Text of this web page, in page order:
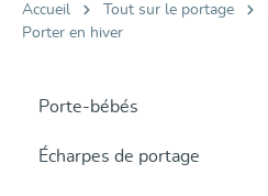
Accueil Tout sur le portage
Porter en hiver
Porte-bébés
Écharpes de portage